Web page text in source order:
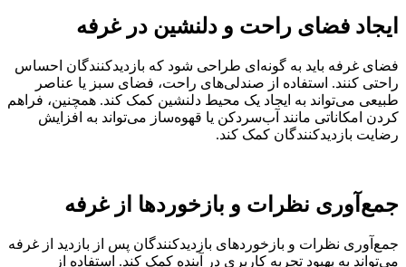
ایجاد فضای راحت و دلنشین در غرفه
فضای غرفه باید به گونه‌ای طراحی شود که بازدیدکنندگان احساس
راحتی کنند. استفاده از صندلی‌های راحت، فضای سبز یا عناصر
طبیعی می‌تواند به ایجاد یک محیط دلنشین کمک کند. همچنین، فراهم
کردن امکاناتی مانند آب‌سردکن یا قهوه‌ساز می‌تواند به افزایش
رضایت بازدیدکنندگان کمک کند.
جمع‌آوری نظرات و بازخوردها از غرفه
جمع‌آوری نظرات و بازخوردهای بازدیدکنندگان پس از بازدید از غرفه
می‌تواند به بهبود تجربه کاربری در آینده کمک کند. استفاده از